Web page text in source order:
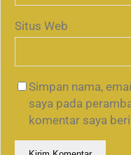
Situs Web
Simpan nama,
saya pada
komentar saya